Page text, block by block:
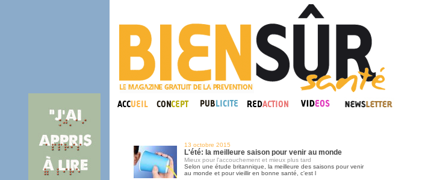
13 octobre 2015
L'été: la meilleure saison pour venir au monde
Mieux pour l'accouchement et mieux plus tard
Selon une étude britannique, la meilleure des saisons pour venir
au monde et pour vieillir en bonne santé, c'est l